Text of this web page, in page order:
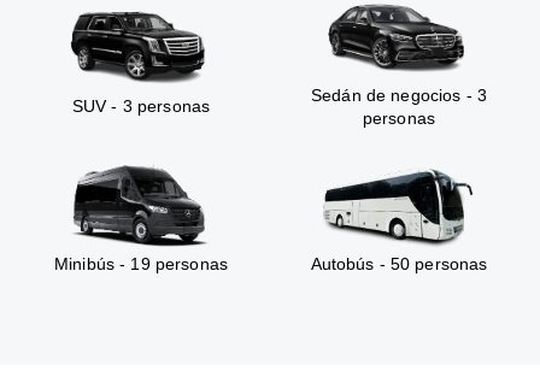
SUV - 3 personas
Sedán de negocios - 3
personas
Minibús - 19 personas Autobús - 50 personas